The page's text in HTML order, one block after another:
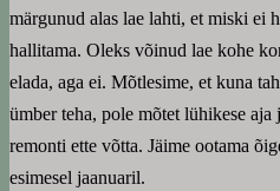
märgunud alas lae lahti, et miski ei
hallitama. Oleks võinud lae kohe
elada, aga ei. Mõtlesime, et kuna
ümber teha, pole mõtet lühikese
remonti ette võtta. Jäime ootama
esimesel jaanuaril.